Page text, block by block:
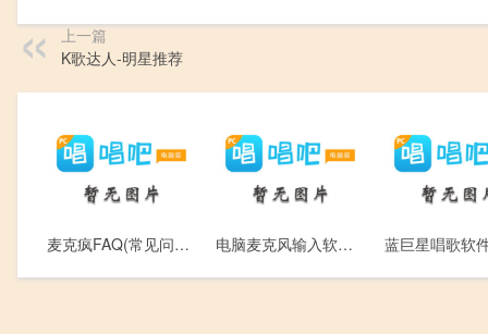
上一篇
K歌达人-明星推荐
麦克疯FAQ(常见问题解答) 电脑麦克风输入软件2.1(输入设备是麦克风，收音机、Iphone或者MP3)